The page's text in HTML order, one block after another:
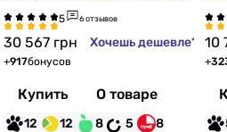
SECO на металлической раме с помп
ой
6 отзывов
30 567 грн Хочешь дешевле?
+917бонусов
Купить О товаре
12 12 8 5 8
10
+